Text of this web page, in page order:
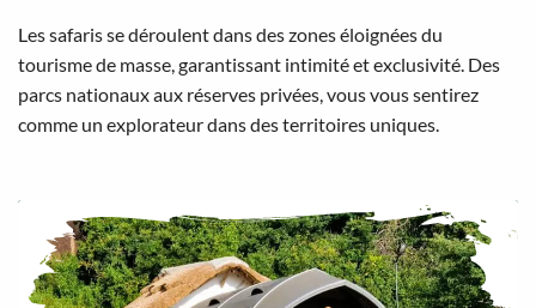
Les safaris se déroulent dans des zones éloignées du
tourisme de masse, garantissant intimité et exclusivité. Des
parcs nationaux aux réserves privées, vous vous sentirez
comme un explorateur dans des territoires uniques.